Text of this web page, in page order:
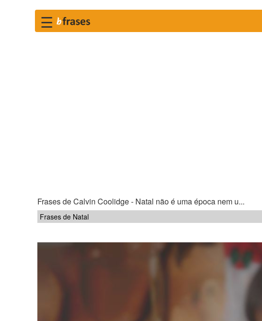
☰
Frases de Calvin Coolidge - Natal não é uma época nem u...
Frases de Natal